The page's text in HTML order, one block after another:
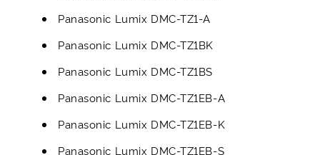
Panasonic Lumix DMC-TZ1-A
Panasonic Lumix DMC-TZ1BK
Panasonic Lumix DMC-TZ1BS
Panasonic Lumix DMC-TZ1EB-A
Panasonic Lumix DMC-TZ1EB-K
Panasonic Lumix DMC-TZ1EB-S